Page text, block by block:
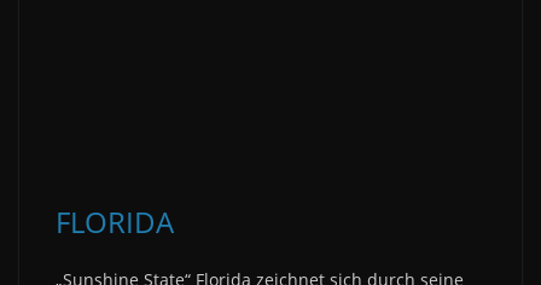
FLORIDA
„Sunshine State“ Florida zeichnet sich durch seine